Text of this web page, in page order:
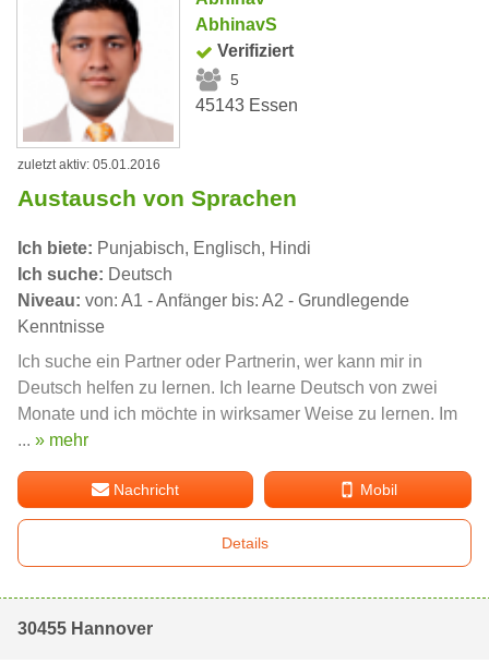
AbhinavS
Verifiziert
5
45143 Essen
zuletzt aktiv: 05.01.2016
Austausch von Sprachen
Ich biete: Punjabisch, Englisch, Hindi
Ich suche: Deutsch
Niveau: von: A1 - Anfänger bis: A2 - Grundlegende
Kenntnisse
Ich suche ein Partner oder Partnerin, wer kann mir in
Deutsch helfen zu lernen. Ich learne Deutsch von zwei
Monate und ich möchte in wirksamer Weise zu lernen. Im
... » mehr
Nachricht Mobil
Details
30455 Hannover